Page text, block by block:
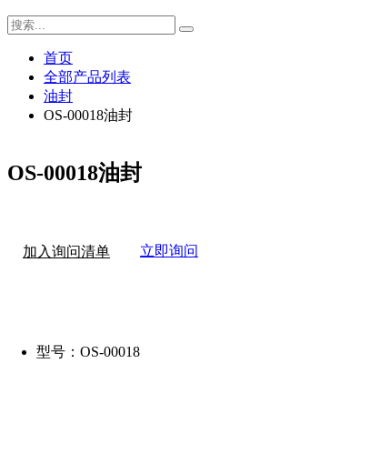
首页
全部产品列表
油封
OS-00018油封
OS-00018油封
加入询问清单 立即询问
型号： OS-00018